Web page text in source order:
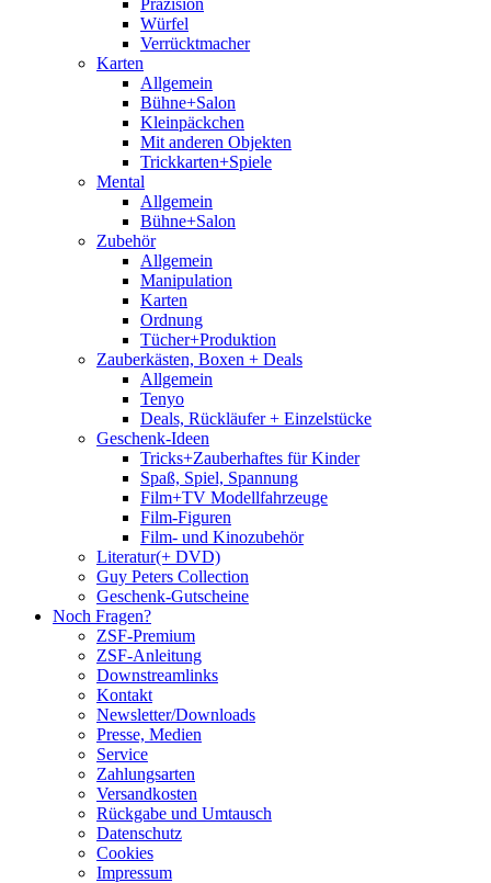
Präzision
Würfel
Verrücktmacher
Karten
Allgemein
Bühne+Salon
Kleinpäckchen
Mit anderen Objekten
Trickkarten+Spiele
Mental
Allgemein
Bühne+Salon
Zubehör
Allgemein
Manipulation
Karten
Ordnung
Tücher+Produktion
Zauberkästen, Boxen + Deals
Allgemein
Tenyo
Deals, Rückläufer + Einzelstücke
Geschenk-Ideen
Tricks+Zauberhaftes für Kinder
Spaß, Spiel, Spannung
Film+TV Modellfahrzeuge
Film-Figuren
Film- und Kinozubehör
Literatur(+ DVD)
Guy Peters Collection
Geschenk-Gutscheine
Noch Fragen?
ZSF-Premium
ZSF-Anleitung
Downstreamlinks
Kontakt
Newsletter/Downloads
Presse, Medien
Service
Zahlungsarten
Versandkosten
Rückgabe und Umtausch
Datenschutz
Cookies
Impressum